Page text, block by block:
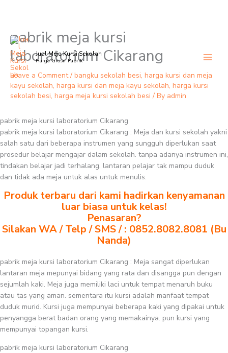
Skip
content
Jual Meja Kursi Sekolah
Harga Grosir Pabrik
pabrik meja kursi
laboratorium Cikarang
Leave a Comment / bangku sekolah besi, harga kursi dan meja
kayu sekolah, harga kursi dan meja kayu sekolah, harga kursi
sekolah besi, harga meja kursi sekolah besi / By admin
pabrik meja kursi laboratorium Cikarang
pabrik meja kursi laboratorium Cikarang : Meja dan kursi sekolah yakni
salah satu dari beberapa instrumen yang sungguh diperlukan saat
prosedur belajar mengajar dalam sekolah. tanpa adanya instrumen ini,
tindakan belajar jadi terhalang. lantaran pelajar tak mampu duduk
dan tidak ada meja untuk alas untuk menulis.
Produk terbaru dari kami hadirkan kenyamanan
luar biasa untuk kelas!
Penasaran?
Silakan WA / Telp / SMS / : 0852.8082.8081 (Bu
Nanda)
pabrik meja kursi laboratorium Cikarang : Meja sangat diperlukan
lantaran meja mepunyai bidang yang rata dan disangga pun dengan
sejumlah kaki. Meja juga memiliki laci untuk tempat menaruh buku
atau tas yang aman. sementara itu kursi adalah manfaat tempat
duduk murid. Kursi juga mempunyai beberapa kaki yang dipakai untuk
penyangga berat badan orang yang memakainya. pun kursi yang
mempunyai topangan kursi.
pabrik meja kursi laboratorium Cikarang